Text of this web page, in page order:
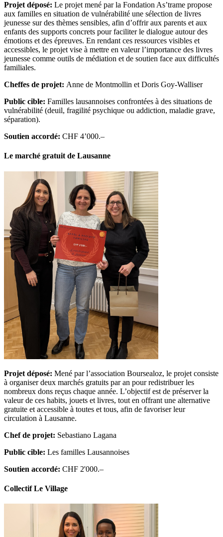
Projet déposé: Le projet mené par la Fondation As’trame propose
aux familles en situation de vulnérabilité une sélection de livres
jeunesse sur des thèmes sensibles, afin d’offrir aux parents et aux
enfants des supports concrets pour faciliter le dialogue autour des
émotions et des épreuves. En rendant ces ressources visibles et
accessibles, le projet vise à mettre en valeur l’importance des livres
jeunesse comme outils de médiation et de soutien face aux difficultés
familiales.
Cheffes de projet: Anne de Montmollin et Doris Goy-Walliser
Public cible: Familles lausannoises confrontées à des situations de
vulnérabilité (deuil, fragilité psychique ou addiction, maladie grave,
séparation).
Soutien accordé: CHF 4’000.–
Le marché gratuit de Lausanne
Projet déposé: Mené par l’association Boursealoz, le projet consiste
à organiser deux marchés gratuits par an pour redistribuer les
nombreux dons reçus chaque année. L’objectif est de préserver la
valeur de ces habits, jouets et livres, tout en offrant une alternative
gratuite et accessible à toutes et tous, afin de favoriser leur
circulation à Lausanne.
Chef de projet: Sebastiano Lagana
Public cible: Les familles Lausannoises
Soutien accordé: CHF 2'000.–
Collectif Le Village